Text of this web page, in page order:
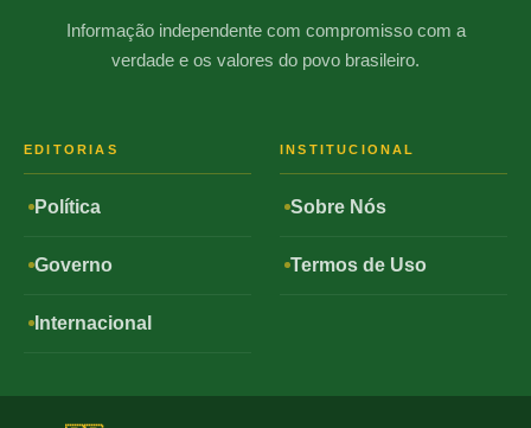
Informação independente com compromisso com a
verdade e os valores do povo brasileiro.
EDITORIAS
Política
Governo
Internacional
INSTITUCIONAL
Sobre Nós
Termos de Uso